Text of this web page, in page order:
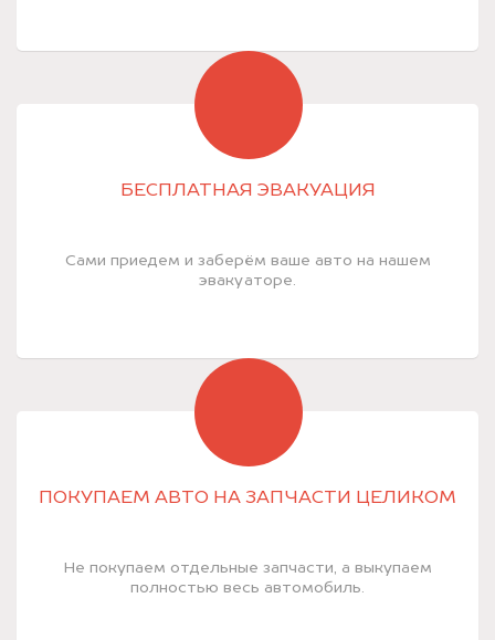
БЕСПЛАТНАЯ ЭВАКУАЦИЯ
Сами приедем и заберём ваше авто на нашем
эвакуаторе.
ПОКУПАЕМ АВТО НА ЗАПЧАСТИ ЦЕЛИКОМ
Не покупаем отдельные запчасти, а выкупаем
полностью весь автомобиль.